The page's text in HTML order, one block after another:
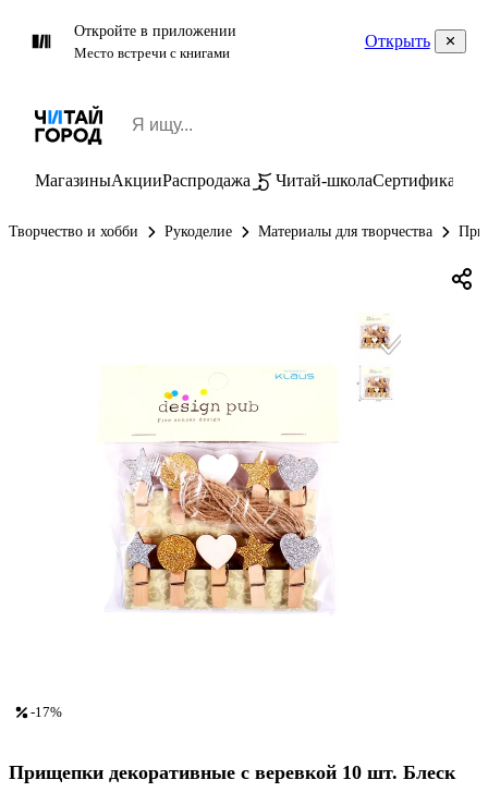
Откройте в приложении
Место встречи с книгами
Открыть
МагазиныАкцииРаспродажа Читай-школаСертификаты
Творчество и хобби Рукоделие Материалы для творчества
-17%
Прищепки декоративные с веревкой 10 шт. Блеск